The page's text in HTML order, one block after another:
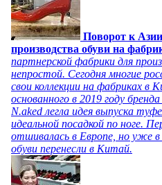
Поворот к
производства обуви на
партнерской фабрики для
непростой. Сегодня многие
свои коллекции на фабриках в
основанного в 2019 году
N.aked легла идея выпуска
идеальной посадкой по ноге.
отшивалась в Европе, но уже в
обуви перенесли в Китай.